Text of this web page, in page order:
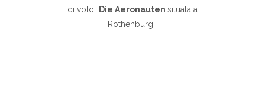
di volo Die Aeronauten situata a
Rothenburg.